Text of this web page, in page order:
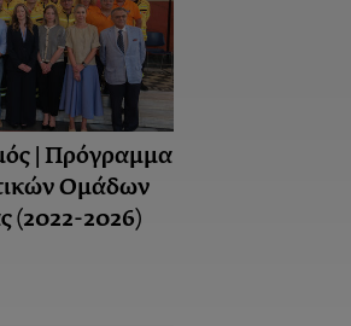
| Πρόγραμμα
Ομάδων
(2022-2026)